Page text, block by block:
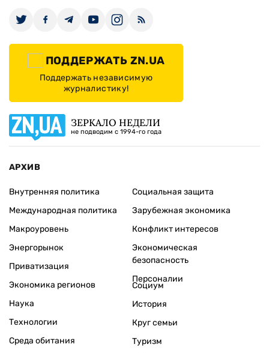
ПОДДЕРЖАТЬ ZN.UA
Поддержать независимую
журналистику!
ЗЕРКАЛО НЕДЕЛИ
не подводим с 1994-го года
АРХИВ
Внутренняя политика
Международная политика
Макроуровень
Энергорынок
Приватизация
Экономика регионов
Социальная защита
Зарубежная экономика
Конфликт интересов
Экономическая
безопасность
Персоналии
Наука
Технологии
Среда обитания
Социум
История
Круг семьи
Туризм